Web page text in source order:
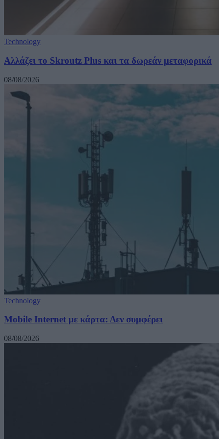
Technology
Αλλάζει το Skroutz Plus και τα δωρεάν μεταφορικά
08/08/2026
Technology
Mobile Internet με κάρτα: Δεν συμφέρει
08/08/2026